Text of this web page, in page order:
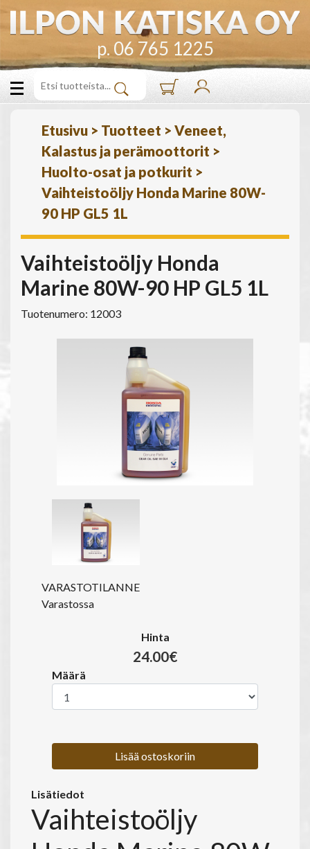
p. 06 765 1225
Etusivu > Tuotteet > Veneet,
Kalastus ja perämoottorit >
Huolto-osat ja potkurit >
Vaihteistoöljy Honda Marine 80W-
90 HP GL5 1L
Vaihteistoöljy Honda
Marine 80W-90 HP GL5 1L
Tuotenumero: 12003
VARASTOTILANNE
Varastossa
Hinta
24.00€
Määrä
Lisää ostoskoriin
Lisätiedot
Vaihteistoöljy